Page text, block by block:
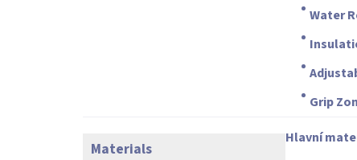
Water
Grip
Materials
Hlavní